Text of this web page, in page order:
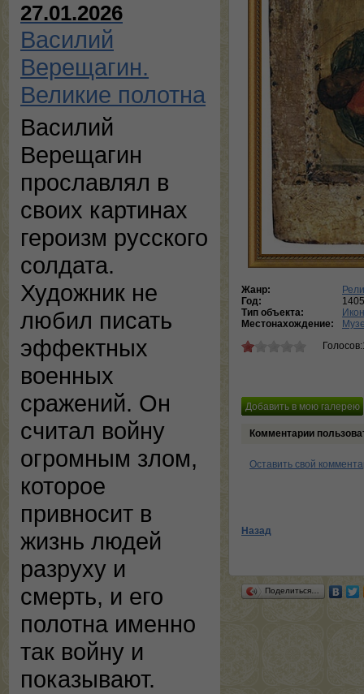
27.01.2026
Василий
Верещагин.
Великие полотна
Василий
Верещагин
прославлял в
своих картинах
героизм русского
солдата.
Художник не
любил писать
эффектных
военных
сражений. Он
считал войну
огромным злом,
которое
привносит в
жизнь людей
разруху и
смерть, и его
полотна именно
так войну и
показывают.
Жанр:
Год:
1405
Тип объекта:
Местонахождение:
Комментарии
Оставить свой
Назад
Поделиться…